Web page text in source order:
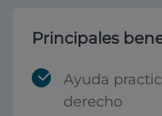
Principales
Ayuda
derecho